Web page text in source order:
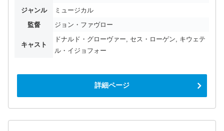
ジャンル
ミュージカル
監督
ジョン・ファヴロー
キャスト
ドナルド・グローヴァー, セス・ローゲン, キウェテ
ル・イジョフォー
詳細ページ